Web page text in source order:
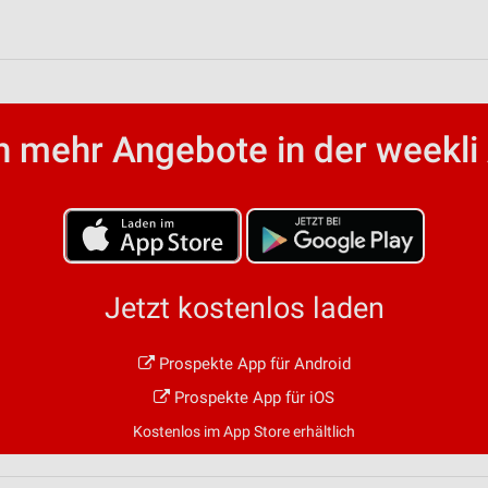
mehr Angebote in der weekli
Jetzt kostenlos laden
Prospekte App für Android
Prospekte App für iOS
Kostenlos im App Store erhältlich